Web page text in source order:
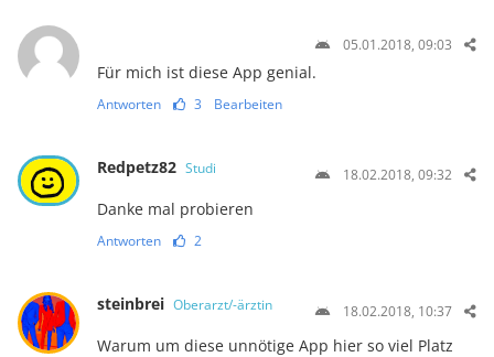
05.01.2018, 09:03
Für mich ist diese App genial.
Antworten 3 Bearbeiten
Redpetz82 Studi 18.02.2018, 09:32
Danke mal probieren
Antworten 2
steinbrei Oberarzt/-ärztin 18.02.2018, 10:37
Warum um diese unnötige App hier so viel Platz